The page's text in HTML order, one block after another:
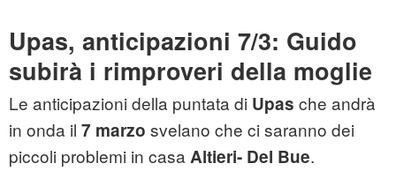
Upas, anticipazioni 7/3: Guido
subirà i rimproveri della moglie
Le anticipazioni della puntata di Upas che andrà
in onda il 7 marzo svelano che ci saranno dei
piccoli problemi in casa Altieri- Del Bue.